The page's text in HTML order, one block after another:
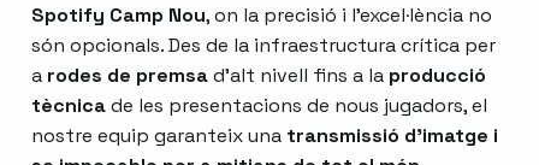
Spotify Camp Nou, on la precisió i l’excel·lència no
són opcionals. Des de la infraestructura crítica per
a rodes de premsad’alt nivell fins a la producció
tècnicade les presentacions de nous jugadors, el
nostre equip garanteix una transmissió d’imatge i